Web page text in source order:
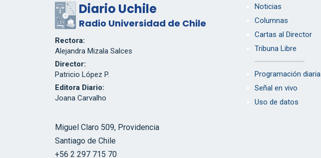
Diario Uchile
Radio Universidad de Chile
Rectora:
Alejandra Mizala Salces
Director:
Patricio López P.
Editora Diario:
Joana Carvalho
Miguel Claro 509, Providencia
Santiago de Chile
+56 2 297 715 70
Noticias
Columnas
Cartas al Director
Tribuna Libre
Programación diaria
Señal en vivo
Uso de datos